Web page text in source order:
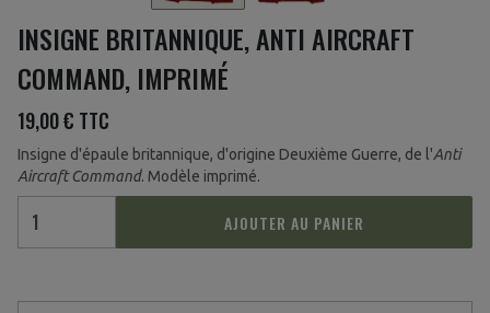
INSIGNE BRITANNIQUE, ANTI AIRCRAFT
COMMAND, IMPRIMÉ
19,00 € TTC
Insigne d'épaule britannique, d'origine Deuxième Guerre, de l'Anti
Aircraft Command. Modèle imprimé.
AJOUTER AU PANIER